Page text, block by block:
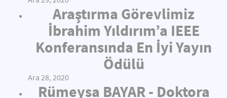
Araştırma Görevlimiz
İbrahim Yıldırım’a IEEE
Konferansında En İyi Yayın
Ödülü
Ara 28, 2020
Rümeysa BAYAR - Doktora